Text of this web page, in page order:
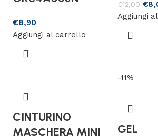
€8,90
Aggiungi al carrello
€12,00 €
Aggiungi
CINTURINO
MASCHERA MINI
-11%
GEL